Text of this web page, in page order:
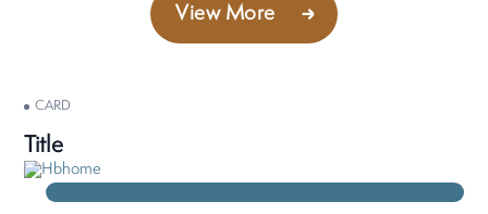
View More
CARD
Title